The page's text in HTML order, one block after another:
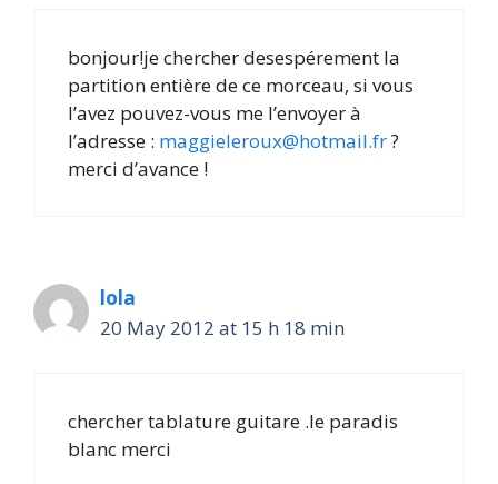
bonjour!je chercher desespérement la
partition entière de ce morceau, si vous
l’avez pouvez-vous me l’envoyer à
l’adresse : maggieleroux@hotmail.fr?
merci d’avance !
lola
20 May 2012 at 15 h 18 min
chercher tablature guitare .le paradis
blanc merci